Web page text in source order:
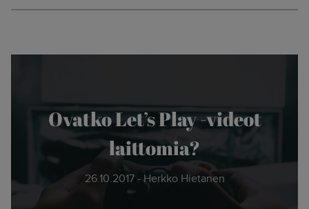
Ovatko Let’s Play -videot
laittomia?
26.10.2017 - Herkko Hietanen